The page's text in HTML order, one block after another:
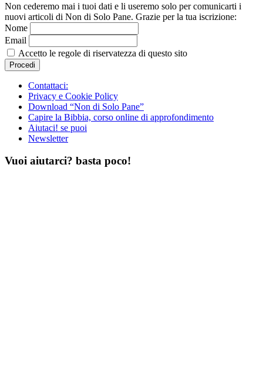
Non cederemo mai i tuoi dati e li useremo solo per comunicarti i
nuovi articoli di Non di Solo Pane. Grazie per la tua iscrizione:
Nome
Email
Accetto le regole di riservatezza di questo sito
Contattaci:
Privacy e Cookie Policy
Download “Non di Solo Pane”
Capire la Bibbia, corso online di approfondimento
Aiutaci! se puoi
Newsletter
Vuoi aiutarci? basta poco!